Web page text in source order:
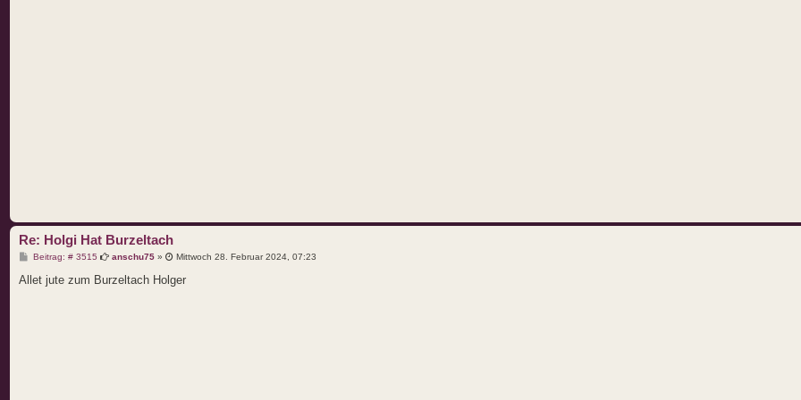
Re: Holgi Hat Burzeltach
Beitrag: # 3515B
i
anschu75» Mittwoch 28. Februar 2024, 07:23
Allet jute zum Burzeltach Holger